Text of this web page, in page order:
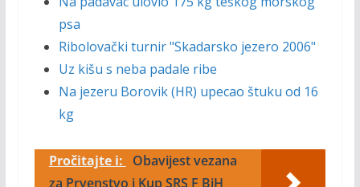
psa
Ribolovački turnir "Skadarsko jezero 2006"
Uz kišu s neba padale ribe
Na jezeru Borovik (HR) upecao štuku od 16
kg
Pročitajte i:
Obavijest vezana
za Prvenstvo i Kup SRS F BiH